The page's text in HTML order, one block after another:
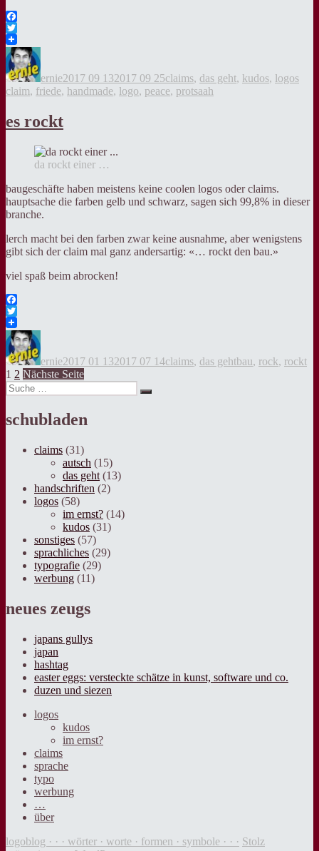
Facebook
Twitter
ernie2017 09 132017 09 25claims, das geht, kudos, logos
claim, friede, handmade, logo, peace, protsaah
es rockt
da rockt einer …
baugeschäfte haben meistens keine coolen logos oder claims.
hauptsache die farben gelb und schwarz, sagen sich 99,8% in dieser
branche.
lerch macht bei den farben zwar keine ausnahme, aber wenigstens
gibt sich der claim mal ganz andersartig: «… rockt den bau.»
viel spaß beim abrocken!
Facebook
Twitter
ernie2017 01 132017 07 14claims, das gehtbau, rock, rockt
Seitennummerierung
der
Beiträge
Seite
1 Seite
2 Nächste Seite
Suche
nach:
Suche
schubladen
claims (31)
autsch (15)
das geht (13)
handschriften (2)
logos (58)
im ernst? (14)
kudos (31)
sonstiges (57)
sprachliches (29)
typografie (29)
werbung (11)
neues zeugs
japans gullys
japan
hashtag
easter eggs: versteckte schätze in kunst, software und co.
duzen und siezen
logos
kudos
im ernst?
claims
sprache
typo
werbung
…
über
logoblog · · · wörter · worte · formen · symbole · · · Stolz